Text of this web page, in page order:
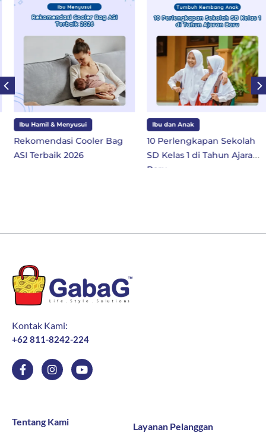
Ibu Hamil & Menyusui
Rekomendasi Cooler Bag
ASI Terbaik 2026
Ibu dan Anak
10 Perlengkapan Sekolah
SD Kelas 1 di Tahun Ajaran
Baru
Kontak Kami:
+62 811-8242-224
F
a
o
I
n
g
r
Y
o
Tentang Kami Layanan Pelanggan